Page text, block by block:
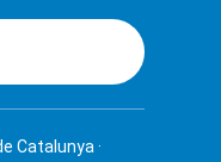
Catalunya ·